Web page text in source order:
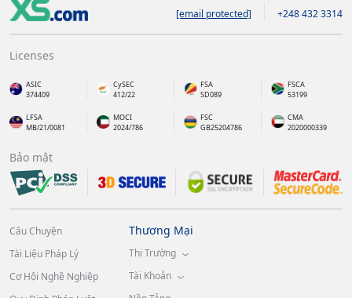
[email protected] +248 432 3314
Licenses
ASIC
374409
CySEC
412/22
FSA
SD089
FSCA
53199
LFSA
MB/21/0081
MOCI
2024/786
FSC
GB25204786
CMA
2020000339
Bảo mật
Câu Chuyện
Tài Liệu Pháp Lý
Cơ Hội Nghề Nghiệp
Thương Mại
Thị Trường
Tài Khoản